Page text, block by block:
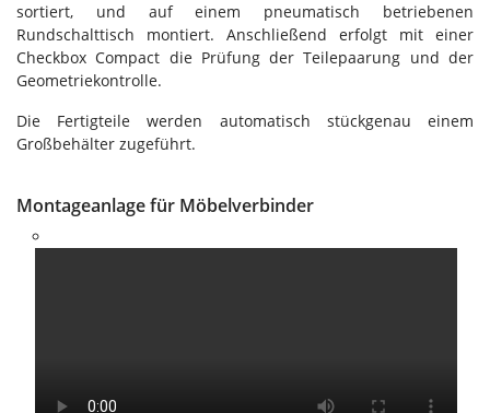
sortiert, und auf einem pneumatisch betriebenen
Rundschalttisch montiert. Anschließend erfolgt mit einer
Checkbox Compact die Prüfung der Teilepaarung und der
Geometriekontrolle.
Die Fertigteile werden automatisch stückgenau einem
Großbehälter zugeführt.
Montageanlage für Möbelverbinder